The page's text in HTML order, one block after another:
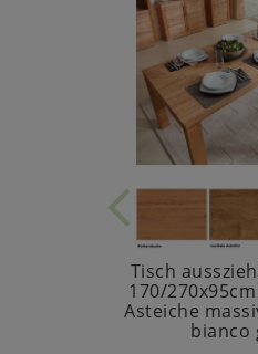
Tisch
170/
Asteiche
bianco